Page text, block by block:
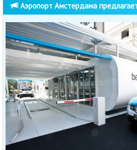
Аэропорт Амстердама